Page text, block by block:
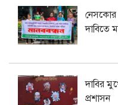
নেসকোর
দাবিতে
দাবির
প্রশাসন